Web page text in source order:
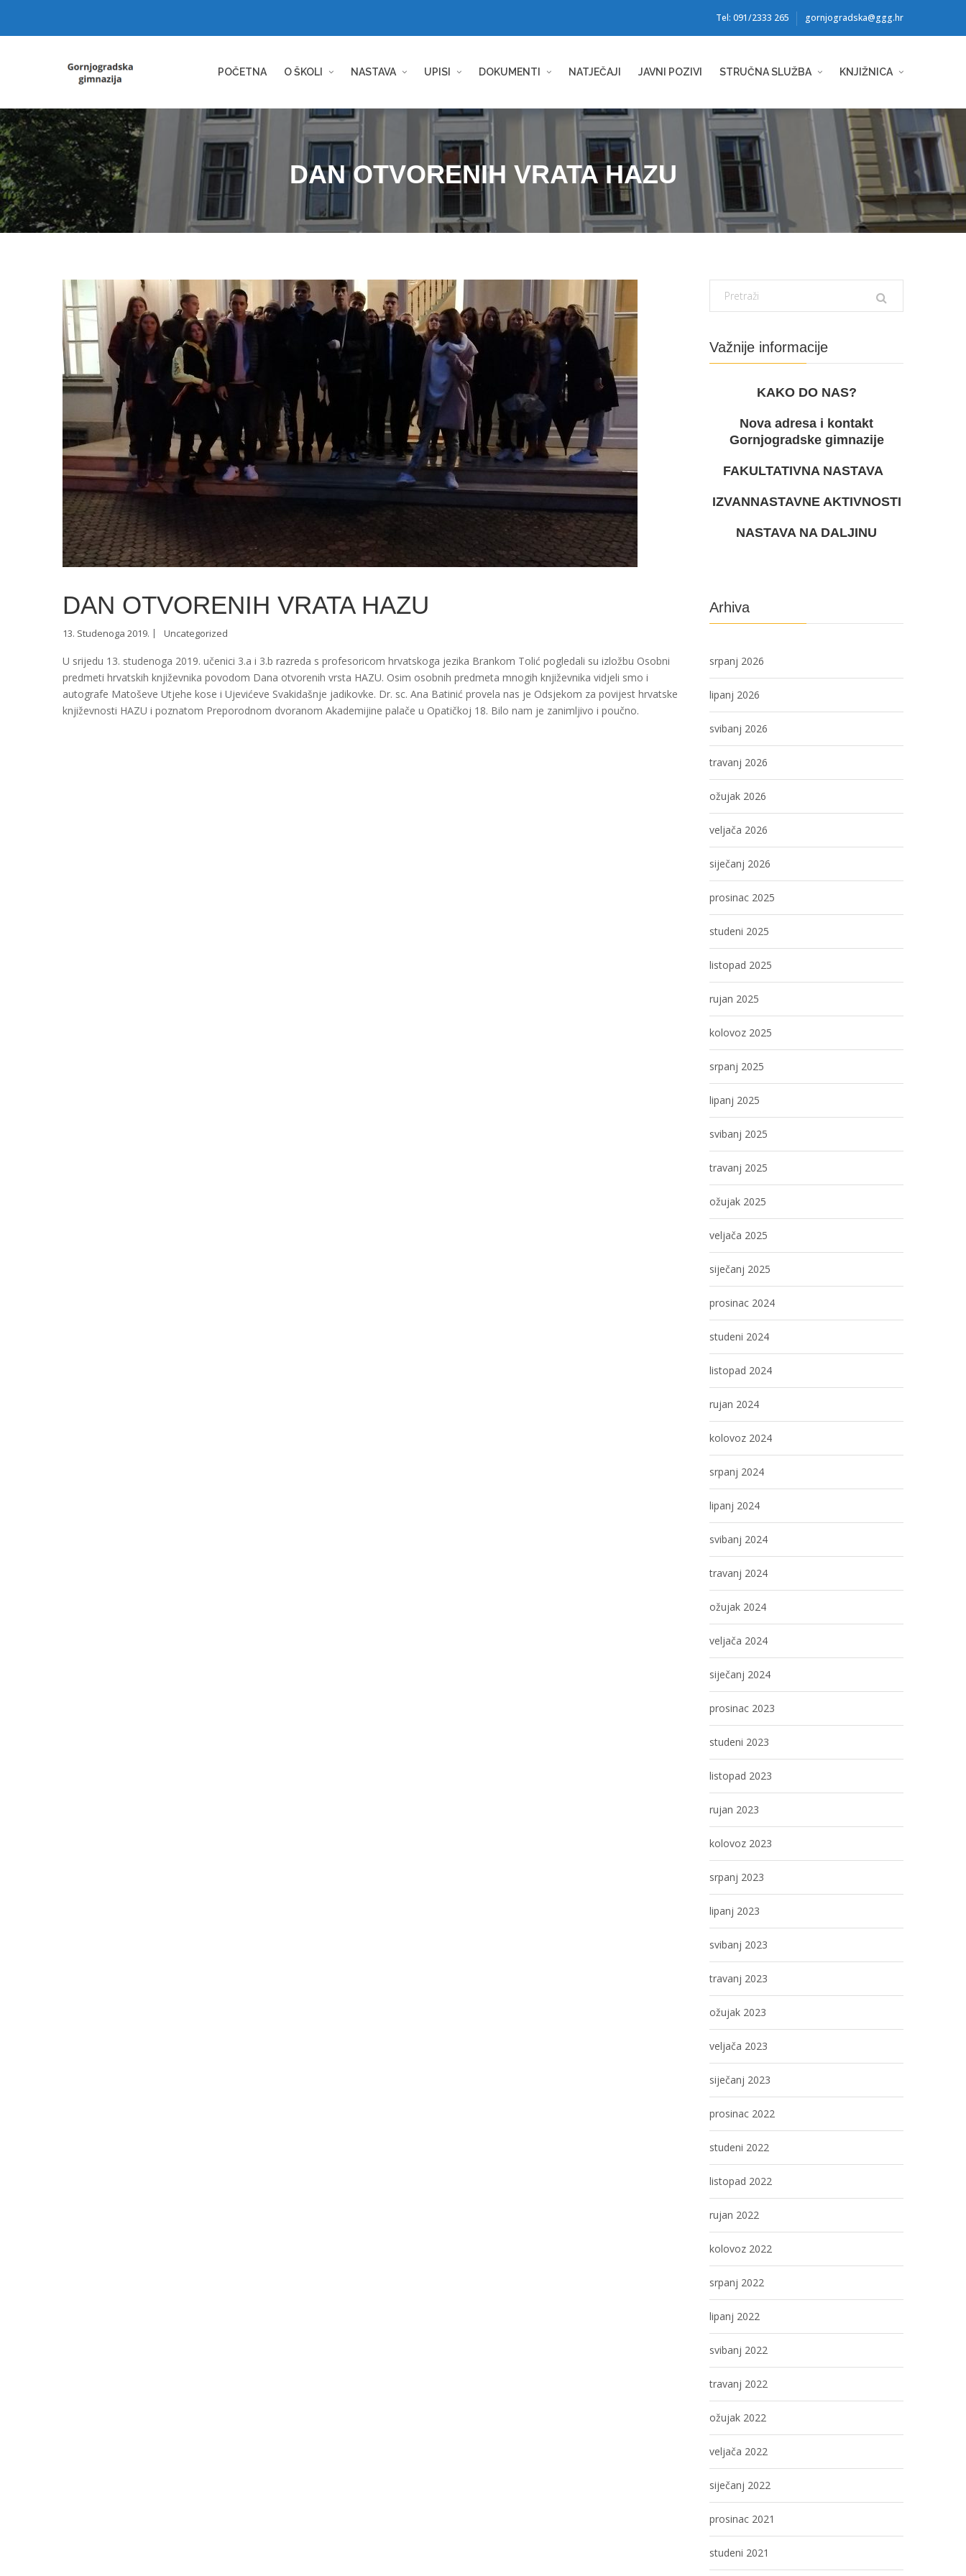
Tel: 091/2333 265 gornjogradska@ggg.hr
POČETNA O ŠKOLI NASTAVA UPISI DOKUMENTI NATJEČAJI JAVNI POZIVI STRUČNA SLUŽBA KNJIŽNICA
DAN OTVORENIH VRATA HAZU
DAN OTVORENIH VRATA HAZU
13. Studenoga 2019. Uncategorized
U srijedu 13. studenoga 2019. učenici 3.a i 3.b razreda s profesoricom hrvatskoga jezika Brankom Tolić pogledali su izložbu Osobni
predmeti hrvatskih književnika povodom Dana otvorenih vrsta HAZU. Osim osobnih predmeta mnogih književnika vidjeli smo i
autografe Matoševe Utjehe kose i Ujevićeve Svakidašnje jadikovke. Dr. sc. Ana Batinić provela nas je Odsjekom za povijest hrvatske
književnosti HAZU i poznatom Preporodnom dvoranom Akademijine palače u Opatičkoj 18. Bilo nam je zanimljivo i poučno.
Važnije informacije
KAKO DO NAS?
Nova adresa i kontakt
Gornjogradske gimnazije
FAKULTATIVNA NASTAVA
IZVANNASTAVNE AKTIVNOSTI
NASTAVA NA DALJINU
Arhiva
srpanj 2026
lipanj 2026
svibanj 2026
travanj 2026
ožujak 2026
veljača 2026
siječanj 2026
prosinac 2025
studeni 2025
listopad 2025
rujan 2025
kolovoz 2025
srpanj 2025
lipanj 2025
svibanj 2025
travanj 2025
ožujak 2025
veljača 2025
siječanj 2025
prosinac 2024
studeni 2024
listopad 2024
rujan 2024
kolovoz 2024
srpanj 2024
lipanj 2024
svibanj 2024
travanj 2024
ožujak 2024
veljača 2024
siječanj 2024
prosinac 2023
studeni 2023
listopad 2023
rujan 2023
kolovoz 2023
srpanj 2023
lipanj 2023
svibanj 2023
travanj 2023
ožujak 2023
veljača 2023
siječanj 2023
prosinac 2022
studeni 2022
listopad 2022
rujan 2022
kolovoz 2022
srpanj 2022
lipanj 2022
svibanj 2022
travanj 2022
ožujak 2022
veljača 2022
siječanj 2022
prosinac 2021
studeni 2021